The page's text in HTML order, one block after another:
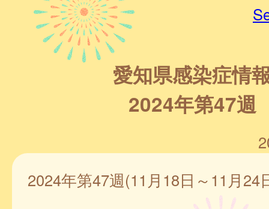
愛知県感染症情
2024年第47週
2024年第47週(11月18日～11月24